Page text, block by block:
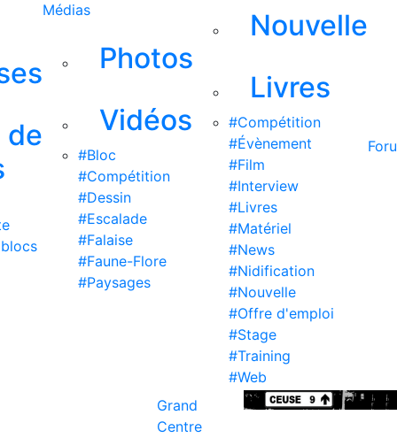
de
Médias
Photos
Vidéos
#Bloc
#Compétition
#Dessin
#Escalade
#Falaise
#Faune-Flore
#Paysages
Nouvelle
Livres
#Compétition
#Évènement
#Film
#Interview
#Livres
#Matériel
#News
#Nidification
#Nouvelle
#Offre d'emploi
#Stage
#Training
#Web
Grand
Centre